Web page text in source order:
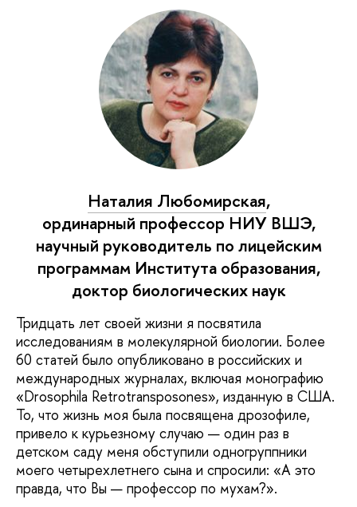
Наталия Любомирская,
ординарный профессор НИУ ВШЭ,
научный руководитель по лицейским
программам Института образования,
доктор биологических наук
Тридцать лет своей жизни я посвятила
исследованиям в молекулярной биологии. Более
60 статей было опубликовано в российских и
международных журналах, включая монографию
«Drosophila Retrotransposones», изданную в США.
То, что жизнь моя была посвящена дрозофиле,
привело к курьезному случаю — один раз в
детском саду меня обступили одногруппники
моего четырехлетнего сына и спросили: «А это
правда, что Вы — профессор по мухам?».